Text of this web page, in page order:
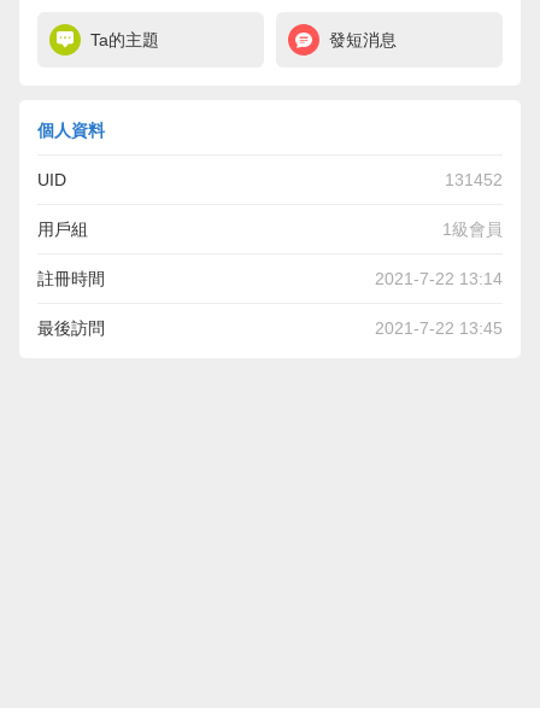
Ta的主題 發短消息
個人資料
UID 131452
用戶組 1級會員
註冊時間 2021-7-22 13:14
最後訪問 2021-7-22 13:45